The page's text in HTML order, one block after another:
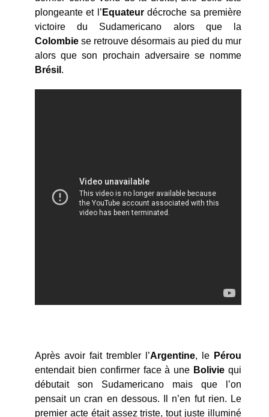
plongeante et l’ Equateurdécroche sa première
victoire du Sudamericano alors que la
Colombie se retrouve désormais au pied du mur
alors que son prochain adversaire se nomme
Brésil .
Après avoir fait trembler l’Argentine, le Pérou
entendait bien confirmer face à une Bolivie qui
débutait son Sudamericano mais que l’on
pensait un cran en dessous. Il n’en fut rien. Le
premier acte était assez triste, tout juste illuminé